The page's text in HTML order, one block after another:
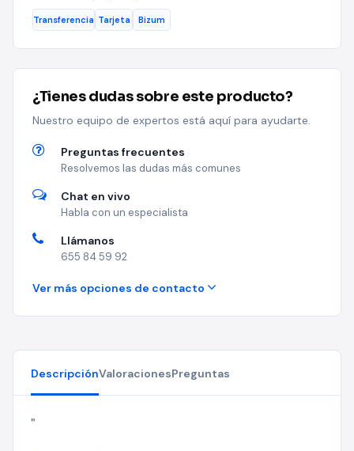
Transferencia Tarjeta Bizum
¿Tienes dudas sobre este producto?
Nuestro equipo de expertos está aquí para ayudarte.
Preguntas frecuentes
Resolvemos las dudas más comunes
Chat en vivo
Habla con un especialista
Llámanos
655 84 59 92
Ver más opciones de contacto
DescripciónValoracionesPreguntas
"